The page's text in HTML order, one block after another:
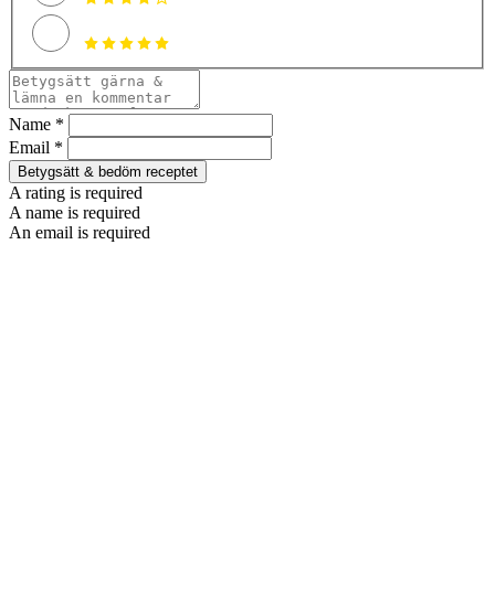
Name *
Email *
Betygsätt & bedöm receptet
A rating is required
A name is required
An email is required